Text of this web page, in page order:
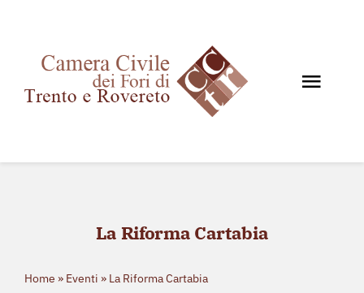
contenuto
Chi siamo
News e Giurisprudenza
La Riforma Cartabia
Home » Eventi » La Riforma Cartabia